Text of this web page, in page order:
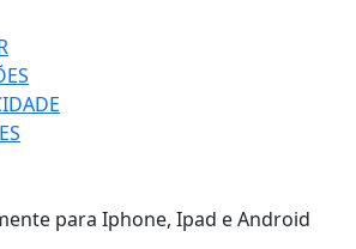
para Iphone, Ipad e Android